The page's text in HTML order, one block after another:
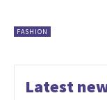
FASHION
Latest